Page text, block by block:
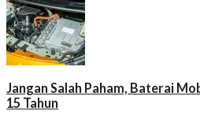
Jangan Salah Paham, Baterai
15 Tahun